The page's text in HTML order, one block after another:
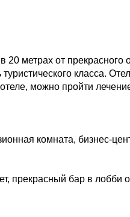
метрах от
класса.
можно пройти
комната, бизнес-
прекрасный бар в лобби